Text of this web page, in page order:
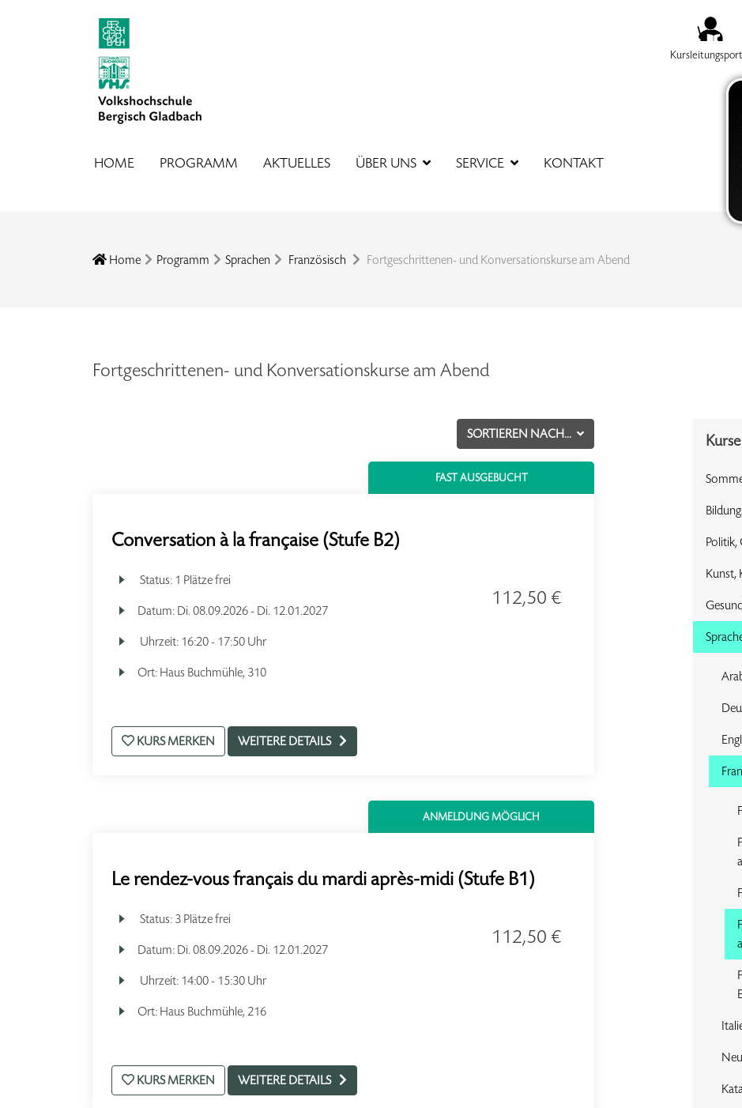
HOME PROGRAMM AKTUELLES ÜBER UNS SERVICE KONTAKT
SUCHBEGRIFF
Home Programm Sprachen Französisch Fortgeschrittenen- und Konversationskurse am Abend
Fortgeschrittenen- und Konversationskurse am Abend
SORTIEREN NACH...
FAST AUSGEBUCHT
Conversation à la française (Stufe B2)
Status: 1 Plätze frei
Datum: Di. 08.09.2026 - Di. 12.01.2027
Uhrzeit: 16:20 - 17:50 Uhr
Ort: Haus Buchmühle, 310
112,50 €
KURS MERKEN WEITERE DETAILS
ANMELDUNG MÖGLICH
Le rendez-vous français du mardi après-midi (Stufe B1)
Status: 3 Plätze frei
Datum: Di. 08.09.2026 - Di. 12.01.2027
Uhrzeit: 14:00 - 15:30 Uhr
Ort: Haus Buchmühle, 216
112,50 €
KURS MERKEN WEITERE DETAILS
Politik,
Kunst,